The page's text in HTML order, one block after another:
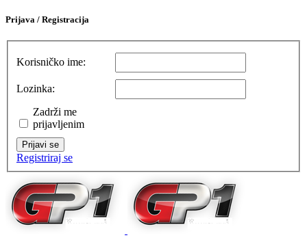
Prijava / Registracija
Korisničko ime:
Lozinka:
Zadrži me
prijavljenim
Prijavi se
Registriraj se